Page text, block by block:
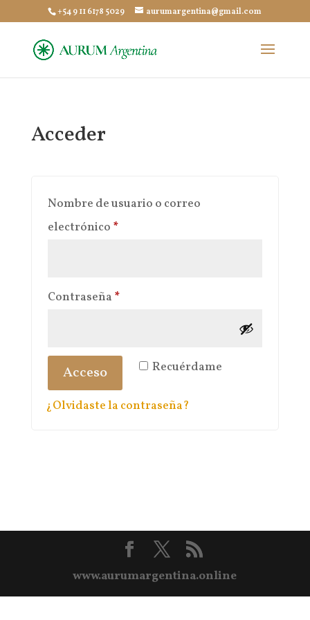
+54 9 11 6178 5029 aurumargentina@gmail.com
Acceder
Nombre de usuario o correo
electrónico *Obligatorio
Contraseña *Obligatorio
Recuérdame
Acceso
¿Olvidaste la contraseña?
www.aurumargentina.online